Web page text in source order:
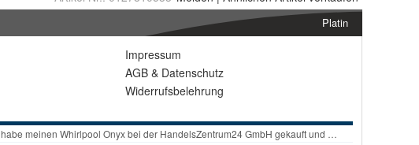
Platin
Impressum
AGB & Datenschutz
Widerrufsbelehrung